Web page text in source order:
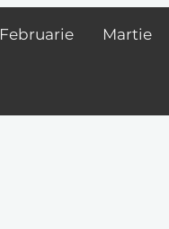
Februarie Martie